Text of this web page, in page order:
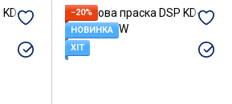
−20%
НОВИНКА
ХІТ